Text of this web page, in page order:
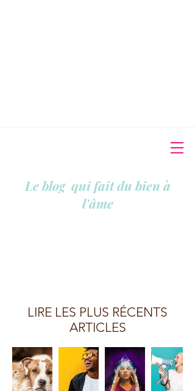
Le blog qui fait du bien à
l'âme
LIRE LES PLUS RÉCENTS
ARTICLES